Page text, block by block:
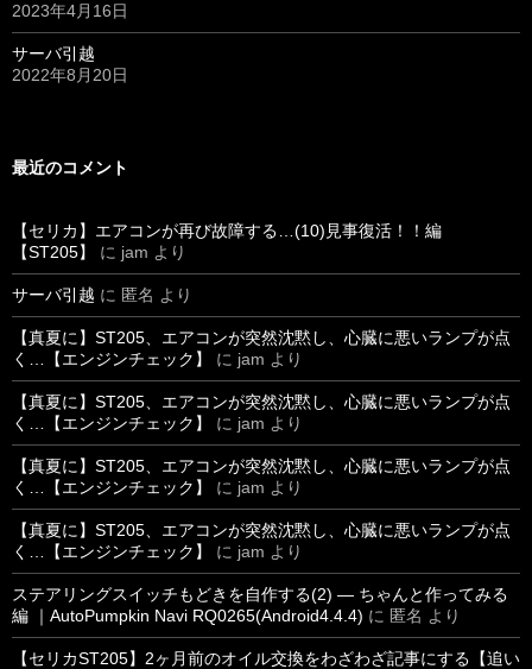
2023年4月16日
サーバ引越
2022年8月20日
最近のコメント
【セリカ】エアコンが再び故障する…(10)見事復活！！編
【ST205】
に jam より
サーバ引越 に 匿名 より
【真夏に】ST205、エアコンが突然沈黙し、心臓に悪いランプが点
く…【エンジンチェック】
に jam より
【真夏に】ST205、エアコンが突然沈黙し、心臓に悪いランプが点
く…【エンジンチェック】
に jam より
【真夏に】ST205、エアコンが突然沈黙し、心臓に悪いランプが点
く…【エンジンチェック】
に jam より
【真夏に】ST205、エアコンが突然沈黙し、心臓に悪いランプが点
く…【エンジンチェック】
に jam より
ステアリングスイッチもどきを自作する(2) ― ちゃんと作ってみる
編 ｜AutoPumpkin Navi RQ0265(Android4.4.4) に 匿名 より
【セリカST205】2ヶ月前のオイル交換をわざわざ記事にする【追い